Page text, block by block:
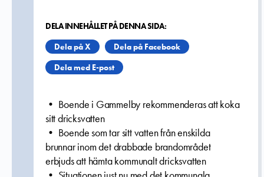
DELA INNEHÅLLET PÅ DENNA SIDA:
Dela på X
Dela på Facebook
Dela med E-post
• Boende i Gammelby rekommenderas att koka
sitt dricksvatten
• Boende som tar sitt vatten från enskilda
brunnar inom det drabbade brandområdet
erbjuds att hämta kommunalt dricksvatten